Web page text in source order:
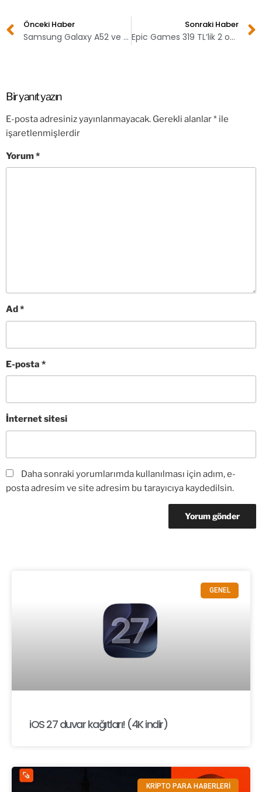
Önceki Haber
Samsung Galaxy A52 ve Galaxy A72 fiyatları sızdırıldı
Sonraki Haber
Epic Games 319 TL’lik 2 oyunu ücretsiz dağıtıyor
Bir yanıt yazın
E-posta adresiniz yayınlanmayacak. Gerekli alanlar* ile
işaretlenmişlerdir
Yorum*
Ad*
E-posta *
İnternet sitesi
Daha sonraki yorumlarımda kullanılması için adım, e-
posta adresim ve site adresim bu tarayıcıya kaydedilsin.
GENEL
iOS 27 duvar kağıtları! (4K indir)
KRİPTO PARA HABERLERİ